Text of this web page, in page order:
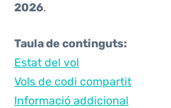
2026.
Taula de continguts:
Estat del vol
Vols de codi compartit
Informació addicional